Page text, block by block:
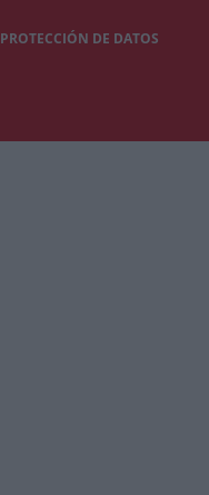
DE DATOS